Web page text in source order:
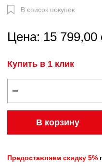
В список покупок
Цена: 15
Купить в 1 клик
В корзину
Предоставляем скидку 5%